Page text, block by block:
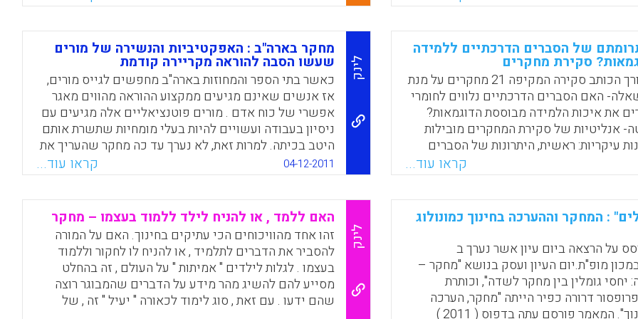
Email
X
WhatsApp
Facebook
Email
X
של הסברים הדרכתיים ללמידה
סקירת מחקרים
במאמר זה, עורך הכותב סקירה המקיפה 21 מחקרים על מנת
האם הסברים הדרכתיים נלווים לחומרי
את איכות הלמידה מבוססת הדוגמאות?
אנליטיות של סקירת המחקרים מובילות
עיקריות: ראשית, היתרונות של הסברים
בלמידה מבוססת דוגמאות אינם רבים,
מועטה. שנית, הסברים הדרכתיים הינם
יותר לצרכי רכישת ידע קונספטואלי מאשר
כמו כן, הסברים הדרכתיים נלווים
תועלת רבה יותר מאשר שיטות נוספות
דוגמאות, כגון שיטת הסבר עצמי. המסקנה,
וקוגניטיבית היא שיש לעתים לאפשר
למסקנות נוכח הדוגמאות המובאות
ולא להוסיף בהכרח הסברים הדרכתיים.
קראו עוד...
לינק
מחקר בארה"ב : האפקטיביות והנשירה של מורים
שעשו הסבה להוראה מקריירה קודמת
כאשר בתי הספר והמחוזות בארה"ב מחפשים לגייס מורים,
אז אנשים שאינם מגיעים ממקצוע ההוראה מהווים מאגר
אפשרי של כוח אדם . מורים פוטנציאליים אלה מגיעים עם
ניסיון בעבודה ועשויים להיות בעלי מומחיות שתשרת אותם
היטב בכיתה. למרות זאת, לא נערך עד כה מחקר שהעריך את
האפקטיביות של מורים אלה במונחים של למידת
התלמידים. מחקר זה משתמש בנתונים מהעיר ניו יורק כדי
להעריך את האפקטיביות היחסית ואת שיעור הנשירה בקרב
אנשים שעשו הסבה להוראה (career switchers). המאמר,
שנכתב ע"י חוקרי חינוך מובילים בארה"ב מספק הוכחה
מסוימת לכך שמורים אלה אינם אפקטיביים יותר ממורים
חדשים אחרים, ולמעשה נראה כי הם פחות אפקטיביים
בהעלאת הישגי המתמטיקה של תלמידי בית הספר היסודי
וחטיבת הביניים ( Boyd, Donald; Grossman, Pamela; Ing,
Marsha; Lankford, Hamilton; Loeb, Susanna; O'Brien,
04-12-2011 קראו עוד...
: המחקר וההערכה בחינוך כמונולוג
על הרצאה ביום עיון אשר נערך ב
במכון מופ"ת.יום העיון ועסק בנושא "מחקר –
גומלין בין מחקר לשדה", וכותרת
דרורה כפיר הייתה "מחקר, הערכה
ומדיניות החינוך". המאמר פורסם עתה בדפוס ( 2011 )
לינק
האם ללמד , או להניח לילד ללמוד בעצמו – מחקר
זהו אחד מהוויכוחים הכי עתיקים בחינוך. האם על המורה
להסביר את הדברים לתלמיד , או להניח לו לחקור וללמוד
בעצמו . לגלות לילדים " אמיתות " על העולם , זה בהחלט
מסייע להם להשיג מהר מידע על הדברים שהמבוגר רוצה
שהם ידעו . עם זאת , סוג לימוד לכאורה " יעיל " זה , של